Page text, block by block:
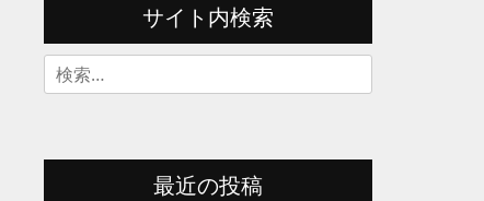
サイト内検索
検
索:
最近の投稿